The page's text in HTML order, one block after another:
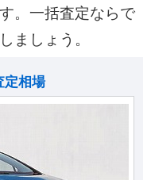
。一括査定ならで
ましょう。
定相場